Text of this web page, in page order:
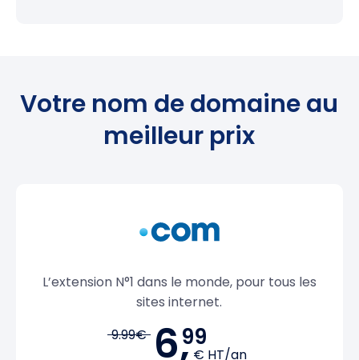
Votre nom de domaine au
meilleur prix
L’extension N°1 dans le monde, pour tous les
sites internet.
9.99€ 6,99
€ HT/an